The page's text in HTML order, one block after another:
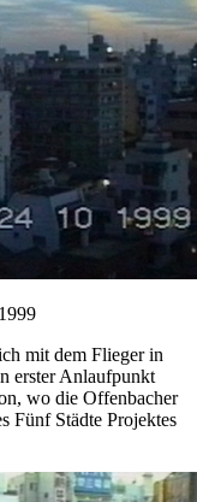
mit dem Flieger in
erster Anlaufpunkt
wo die Offenbacher
Fünf Städte Projektes